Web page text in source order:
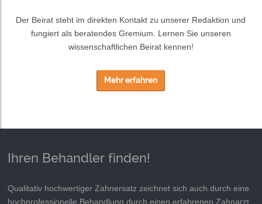
Der Beirat steht im direkten Kontakt zu unserer Redaktion und
fungiert als beratendes Gremium. Lernen Sie unseren
wissenschaftlichen Beirat kennen!
Mehr erfahren
Ihren Behandler finden!
Qualitativ hochwertiger Zahnersatz zeichnet sich auch durch eine
hochprofessionelle Behandlung durch einen erfahrenen Zahnarzt